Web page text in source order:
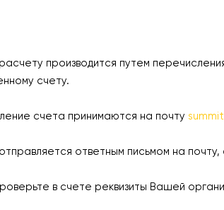
производится путем
счету.
счета принимаются на почту
ответным письмом на почту, с
в счете реквизиты Вашей